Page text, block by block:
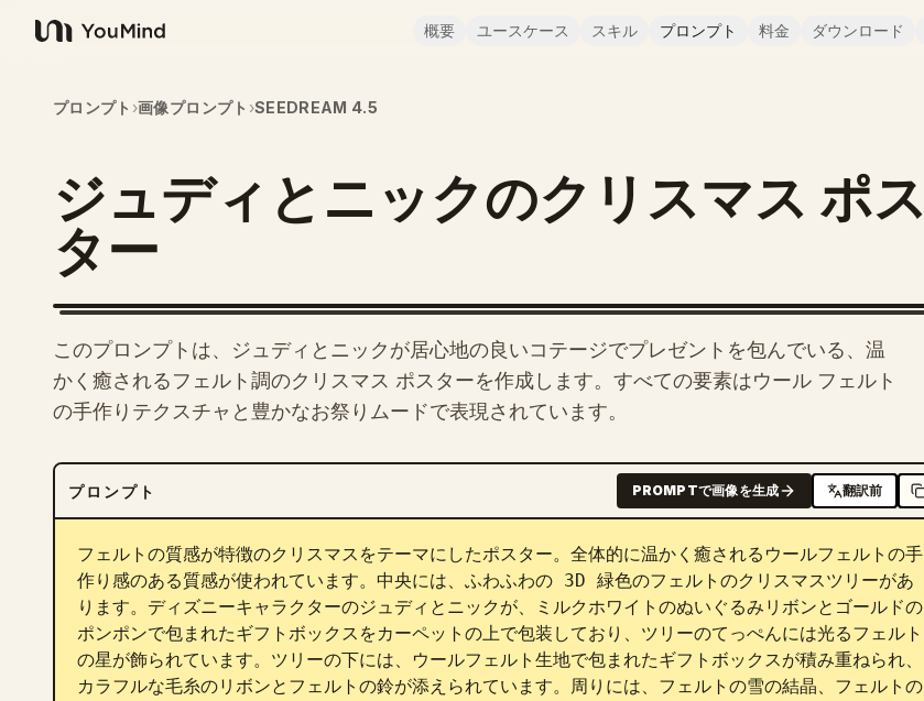
YouMind
概要 ユースケース スキル プロンプト 料金 ダウンロード
プロンプト ›画像プロンプト ›SEEDREAM 4.5
ジュディとニックのクリスマス ポス
ター
このプロンプトは、ジュディとニックが居心地の良いコテージでプレゼントを包んでいる、温
かく癒されるフェルト調のクリスマス ポスターを作成します。すべての要素はウール フェルト
の手作りテクスチャと豊かなお祭りムードで表現されています。
プロンプト PROMPTで画像を生成 翻訳前
フェルトの質感が特徴のクリスマスをテーマにしたポスター。全体的に温かく癒されるウールフェルトの手
作り感のある質感が使われています。中央には、ふわふわの 3D 緑色のフェルトのクリスマスツリーがあ
ります。ディズニーキャラクターのジュディとニックが、ミルクホワイトのぬいぐるみリボンとゴールドの
ポンポンで包まれたギフトボックスをカーペットの上で包装しており、ツリーのてっぺんには光るフェルト
の星が飾られています。ツリーの下には、ウールフェルト生地で包まれたギフトボックスが積み重ねられ、
カラフルな毛糸のリボンとフェルトの鈴が添えられています。周りには、フェルトの雪の結晶、フェルトの